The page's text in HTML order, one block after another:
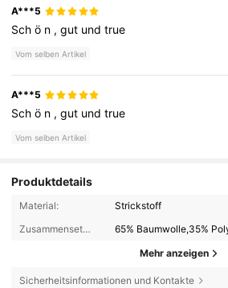
A***5
Schö n ,gut undtrue
Vom selben Artikel
A***5
Schö n ,gut undtrue
Vom selben Artikel
Produktdetails
Material:
Strickstoff
Zusammensetzung:
65% Baumwolle,35%
Mehr anzeigen
Sicherheitsinformationen und Kontakte